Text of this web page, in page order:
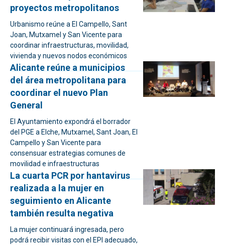
proyectos metropolitanos
Urbanismo reúne a El Campello, Sant
Joan, Mutxamel y San Vicente para
coordinar infraestructuras, movilidad,
vivienda y nuevos nodos económicos
Alicante reúne a municipios
del área metropolitana para
coordinar el nuevo Plan
General
El Ayuntamiento expondrá el borrador
del PGE a Elche, Mutxamel, Sant Joan, El
Campello y San Vicente para
consensuar estrategias comunes de
movilidad e infraestructuras
La cuarta PCR por hantavirus
realizada a la mujer en
seguimiento en Alicante
también resulta negativa
La mujer continuará ingresada, pero
podrá recibir visitas con el EPI adecuado,